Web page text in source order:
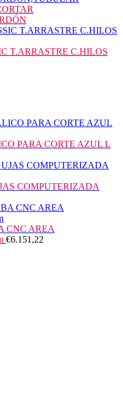
T.ARRASTRE C.HILOS
PARA CORTE AZUL L
COMPUTERIZADA
CNC AREA
€6.151,22